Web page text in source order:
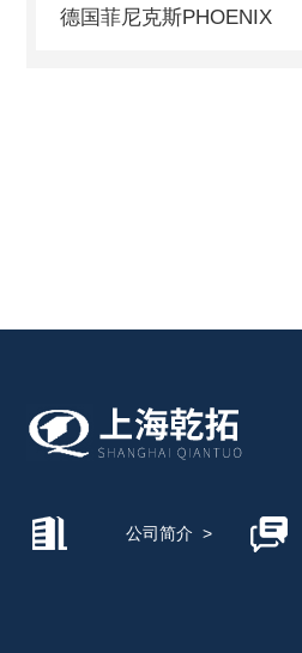
德国菲尼克斯PHOENIX
德珂斯TUNKERS
德国WAGO万可模块
公司简介 >